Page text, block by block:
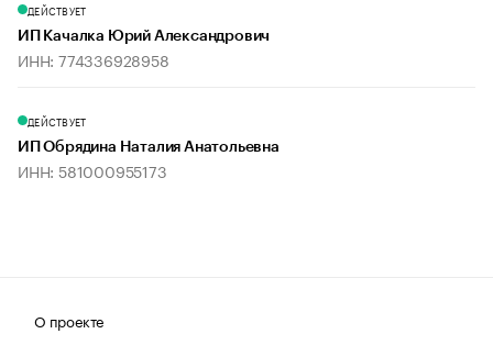
ДЕЙСТВУЕТ
ИП Качалка Юрий Александрович
ИНН: 774336928958
ДЕЙСТВУЕТ
ИП Обрядина Наталия Анатольевна
ИНН: 581000955173
О проекте